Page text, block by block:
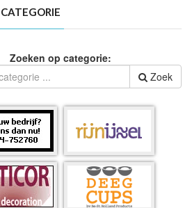
Zoeken op categorie:
Zoek